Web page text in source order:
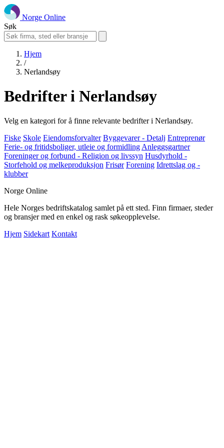
Norge Online
Søk
Hjem
/
Nerlandsøy
Bedrifter i Nerlandsøy
Velg en kategori for å finne relevante bedrifter i Nerlandsøy.
Fiske Skole Eiendomsforvalter Byggevarer - Detalj Entreprenør
Ferie- og fritidsboliger, utleie og formidling Anleggsgartner
Foreninger og forbund - Religion og livssyn Husdyrhold -
Storfehold og melkeproduksjon Frisør Forening Idrettslag og -
klubber
Norge Online
Hele Norges bedriftskatalog samlet på ett sted. Finn firmaer, steder
og bransjer med en enkel og rask søkeopplevelse.
Hjem Sidekart Kontakt